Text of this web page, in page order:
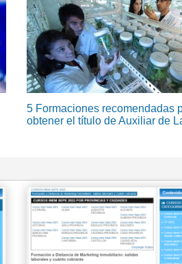
5 Formaciones recomendadas
obtener el título de Auxiliar de